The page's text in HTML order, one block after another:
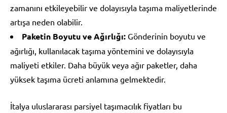
zamanını etkileyebilir ve dolayısıyla taşıma maliyetlerinde
artışa neden olabilir.
Paketin Boyutu ve Ağırlığı: Gönderinin boyutu ve
ağırlığı, kullanılacak taşıma yöntemini ve dolayısıyla
maliyeti etkiler. Daha büyük veya ağır paketler, daha
yüksek taşıma ücreti anlamına gelmektedir.
İtalya uluslararası parsiyel taşımacılık fiyatları bu